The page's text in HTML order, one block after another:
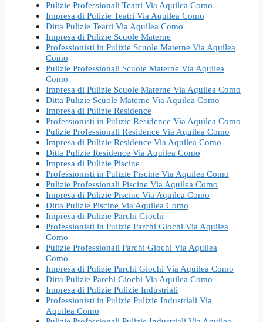
Pulizie Professionali Teatri Via Aquilea Como
Impresa di Pulizie Teatri Via Aquilea Como
Ditta Pulizie Teatri Via Aquilea Como
Impresa di Pulizie Scuole Materne
Professionisti in Pulizie Scuole Materne Via Aquilea
Como
Pulizie Professionali Scuole Materne Via Aquilea
Como
Impresa di Pulizie Scuole Materne Via Aquilea Como
Ditta Pulizie Scuole Materne Via Aquilea Como
Impresa di Pulizie Residence
Professionisti in Pulizie Residence Via Aquilea Como
Pulizie Professionali Residence Via Aquilea Como
Impresa di Pulizie Residence Via Aquilea Como
Ditta Pulizie Residence Via Aquilea Como
Impresa di Pulizie Piscine
Professionisti in Pulizie Piscine Via Aquilea Como
Pulizie Professionali Piscine Via Aquilea Como
Impresa di Pulizie Piscine Via Aquilea Como
Ditta Pulizie Piscine Via Aquilea Como
Impresa di Pulizie Parchi Giochi
Professionisti in Pulizie Parchi Giochi Via Aquilea
Como
Pulizie Professionali Parchi Giochi Via Aquilea
Como
Impresa di Pulizie Parchi Giochi Via Aquilea Como
Ditta Pulizie Parchi Giochi Via Aquilea Como
Impresa di Pulizie Pulizie Industriali
Professionisti in Pulizie Pulizie Industriali Via
Aquilea Como